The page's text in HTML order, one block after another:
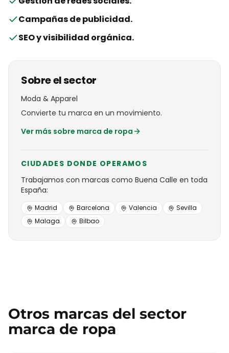
Campañas de publicidad.
SEO y visibilidad orgánica.
Sobre el sector
Moda & Apparel
Convierte tu marca en un movimiento.
Ver más sobre marca de ropa
CIUDADES DONDE OPERAMOS
Trabajamos con marcas como Buena Calle en toda
España:
Madrid Barcelona Valencia
Sevilla
Malaga
Bilbao
Otros marcas del sector
marca de ropa